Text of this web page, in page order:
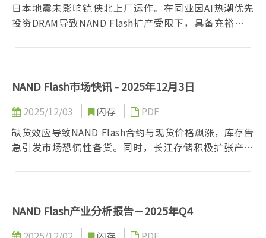
日本地震未影响铠侠北上厂运作。在同业因AI热潮优先
投资DRAM导致NAND Flash扩产受限下，具备充裕洁净
程，该厂将是未来市场供给趋紧时，极少数具备实质扩
NAND Flash市场快讯 - 2025年12月3日
2025/12/03 闪存
PDF
缺货效应导致NAND Flash合约与现货价格飙涨，库存告
急引发市场恐慌性备货。同时，长江存储积极扩张产能
强劲的成长动能预期将显著提升市占与营收，进而改变
NAND Flash产业分析报告－2025年Q4